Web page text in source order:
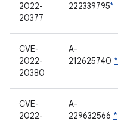
2022-
20377
222339795*
CVE-
2022-
20380
A-
212625740 *
CVE-
2022-
A-
229632566 *